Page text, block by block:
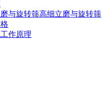
与旋转筛高细立磨与旋转筛
作原理